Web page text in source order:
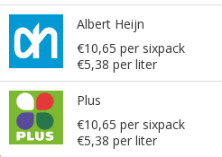
Albert Heijn
€10,65 per sixpack
€5,38 per liter
Plus
€10,65 per sixpack
€5,38 per liter